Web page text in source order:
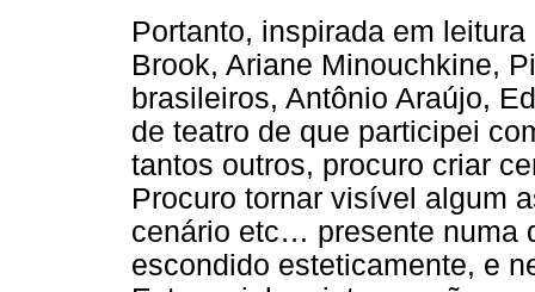
Portanto, inspirada em
Brook, Ariane Minouchkine,
brasileiros, Antônio Araújo,
de teatro de que participei
tantos outros, procuro criar
Procuro tornar visível algum
cenário etc… presente numa
escondido esteticamente, e